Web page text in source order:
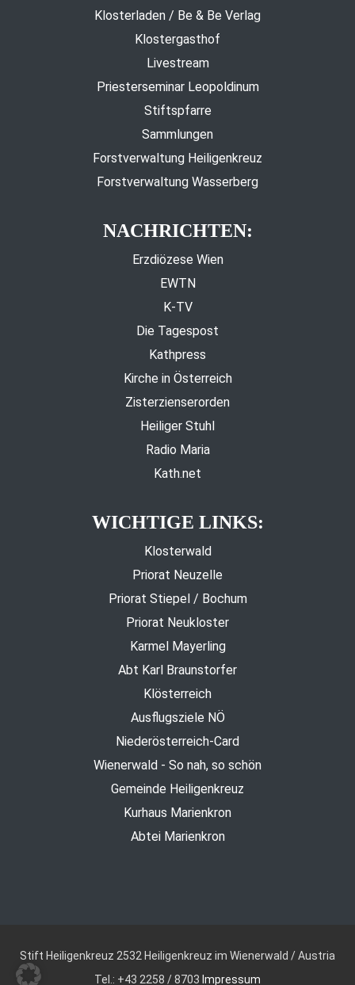
Klosterladen / Be & Be Verlag
Klostergasthof
Livestream
Priesterseminar Leopoldinum
Stiftspfarre
Sammlungen
Forstverwaltung Heiligenkreuz
Forstverwaltung Wasserberg
NACHRICHTEN:
Erzdiözese Wien
EWTN
K-TV
Die Tagespost
Kathpress
Kirche in Österreich
Zisterzienserorden
Heiliger Stuhl
Radio Maria
Kath.net
WICHTIGE LINKS:
Klosterwald
Priorat Neuzelle
Priorat Stiepel / Bochum
Priorat Neukloster
Karmel Mayerling
Abt Karl Braunstorfer
Klösterreich
Ausflugsziele NÖ
Niederösterreich-Card
Wienerwald - So nah, so schön
Gemeinde Heiligenkreuz
Kurhaus Marienkron
Abtei Marienkron
Stift Heiligenkreuz 2532 Heiligenkreuz im Wienerwald / Austria
Tel.: +43 2258 / 8703 Impressum